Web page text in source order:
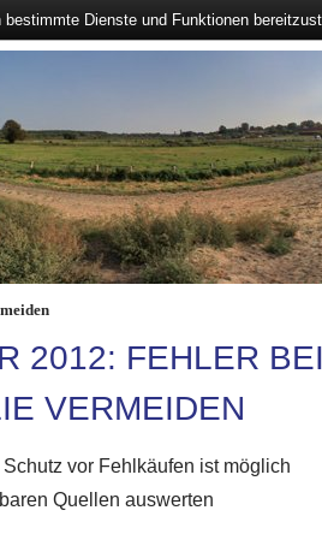
2012: FEHLER
VERMEIDEN
vor Fehlkäufen ist möglich
Quellen auswerten
Dienste und Funktionen